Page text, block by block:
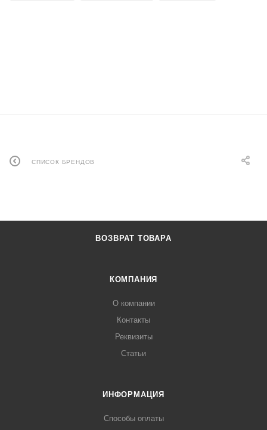
СПИСОК БРЕНДОВ
ВОЗВРАТ ТОВАРА
КОМПАНИЯ
О компании
Контакты
Реквизиты
Статьи
ИНФОРМАЦИЯ
Способы оплаты